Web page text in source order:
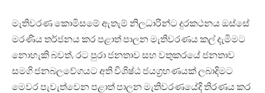
මැතිවරණ කොමිසමේ ඇතැම් නිලධාරින්ට දුරකථනය ඔස්සේ
මරණිය තර්ජනය කර පළාත් පාලන මැතිවරණය කල් දැමිමට
නොහැකි බවත්, රට පුරා ජනතාව සහ වතුකරයේ ජනතාව
සමගි ජනබලවේගයට අති විශිෂ්ඨ ජයග්‍රහණයක් ලබාදිමට
මෙවර පැවැත්වෙන පළාත් පාලන මැතිවරණයේදි තිරණය කර